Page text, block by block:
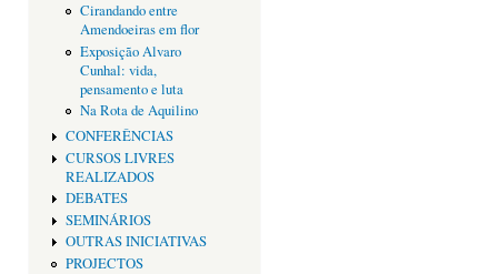
Cirandando entre
Amendoeiras em flor
Exposição Alvaro
Cunhal: vida,
pensamento e luta
Na Rota de Aquilino
CONFERÊNCIAS
CURSOS LIVRES
REALIZADOS
DEBATES
SEMINÁRIOS
OUTRAS INICIATIVAS
PROJECTOS